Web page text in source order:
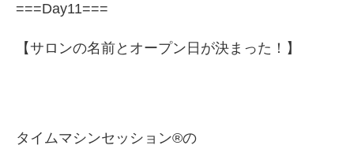
===Day11===
【サロンの名前とオープン日が決まった！】
タイムマシンセッション®︎の